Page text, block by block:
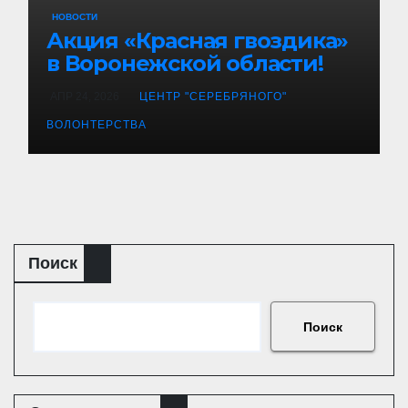
НОВОСТИ
Акция «Красная гвоздика»
в Воронежской области!
ЦЕНТР "СЕРЕБРЯНОГО"
ВОЛОНТЕРСТВА
Поиск
Поиск